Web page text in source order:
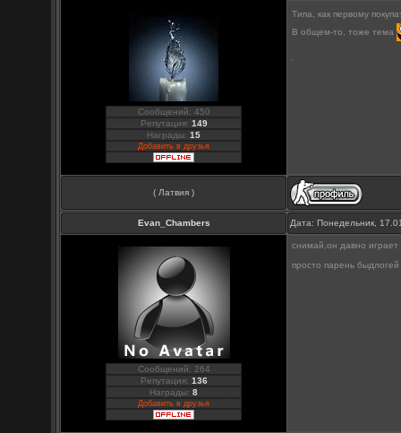
Сообщений: 450
Репутация: 149
Награды:15
Добавить в друзья
Типа, как первому
В общем-то, тоже тема
( Латвия )
Evan_Chambers Дата: Понедельник,
Сообщений: 264
Репутация: 136
Награды:8
Добавить в друзья
снимай,он давно
просто парень быдлогей